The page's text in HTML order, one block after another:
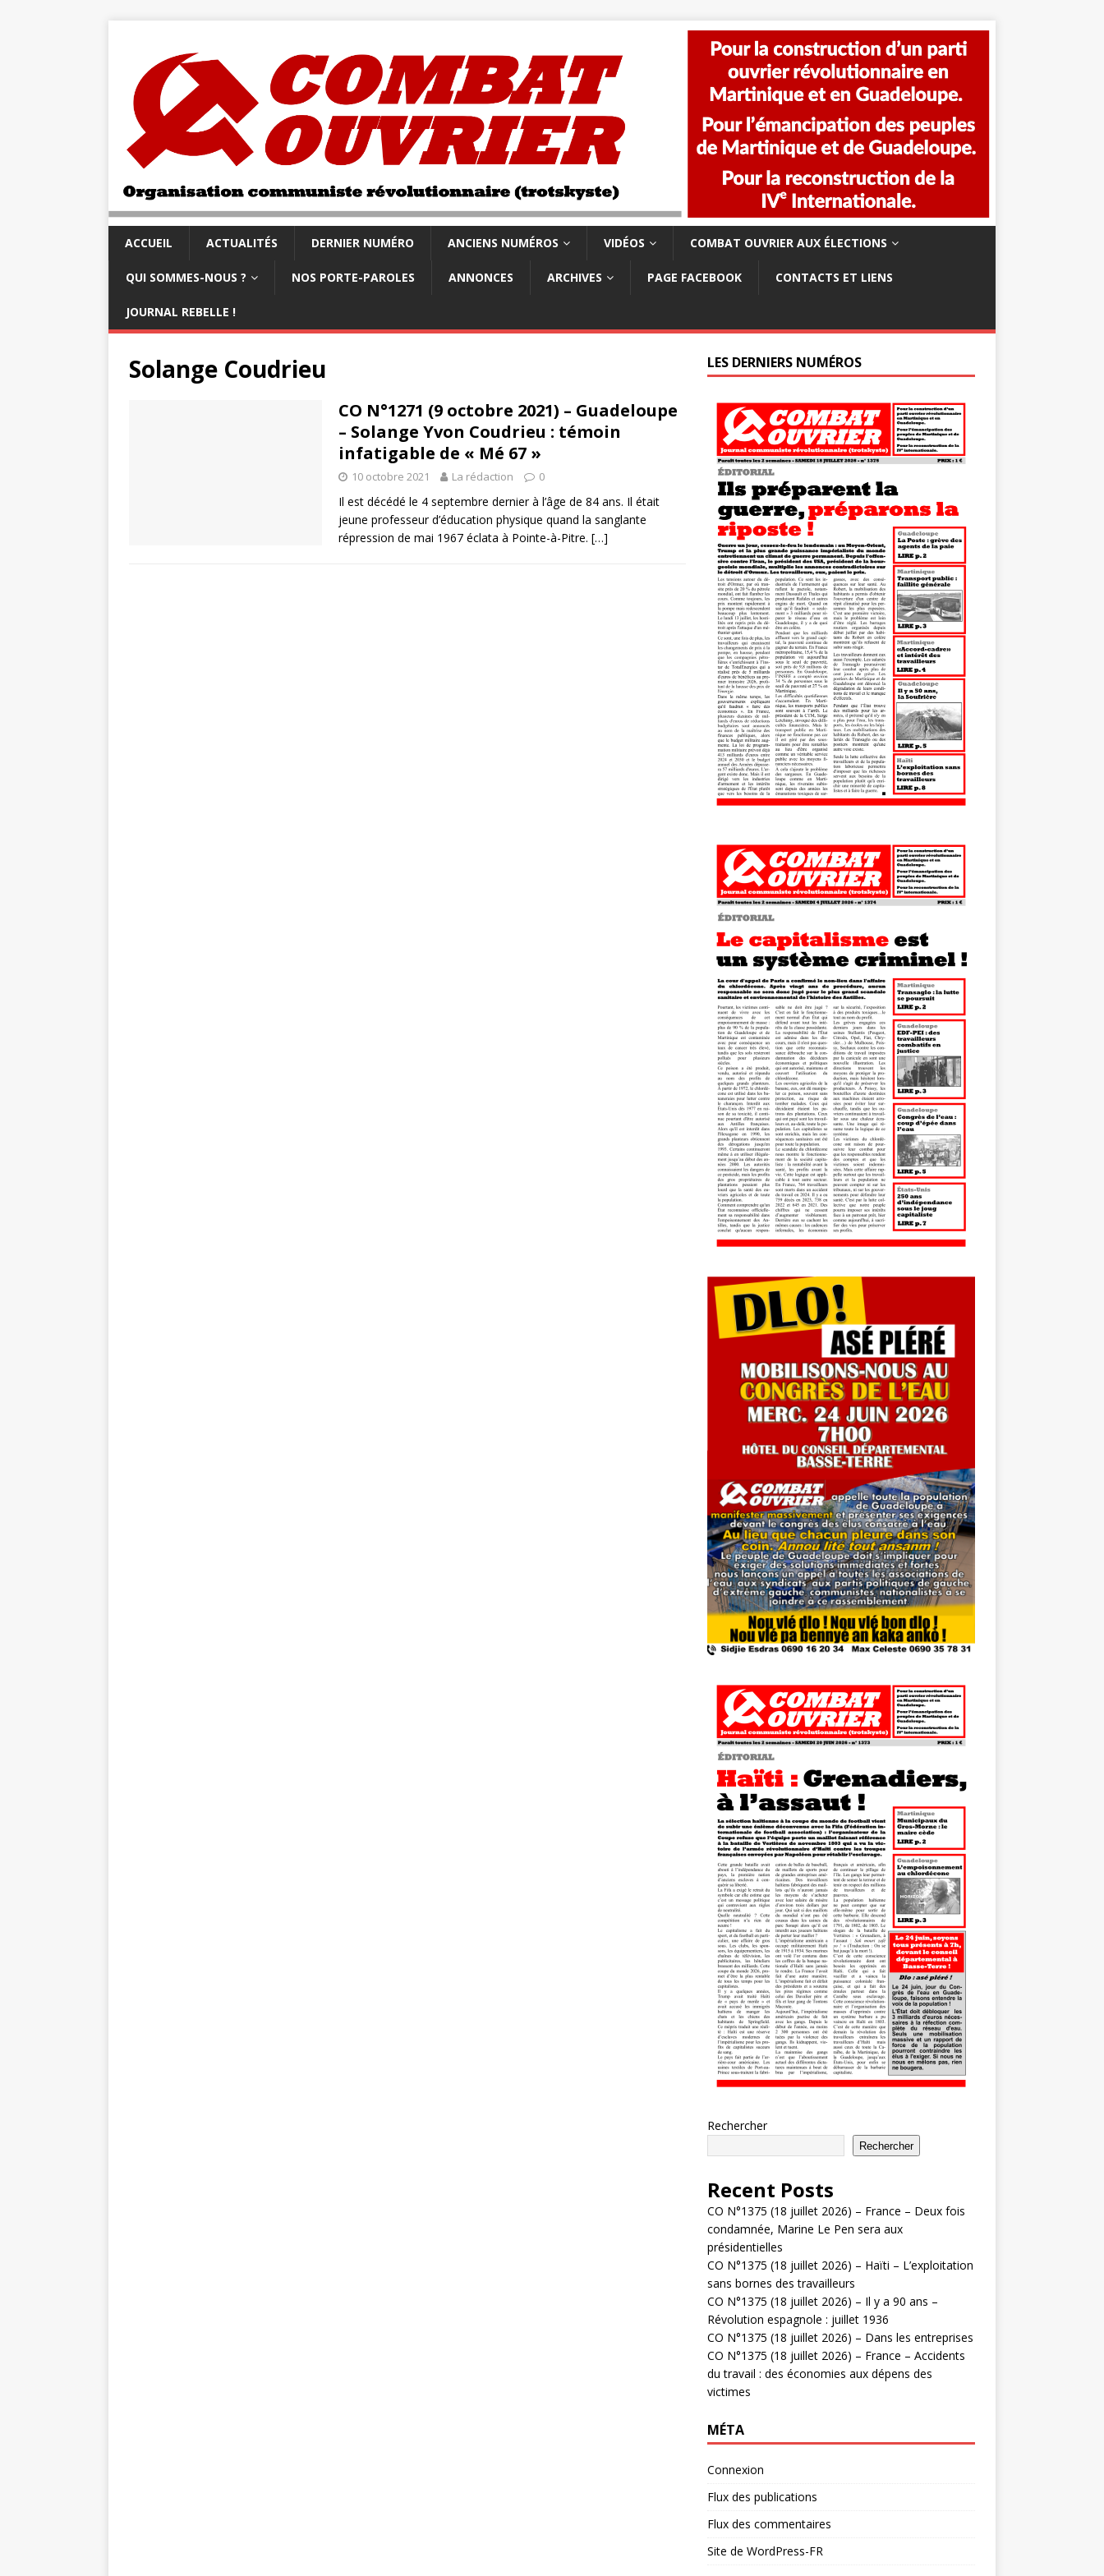
ACCUEIL ACTUALITÉS DERNIER NUMÉRO ANCIENS NUMÉROS VIDÉOS COMBAT OUVRIER AUX ÉLECTIONS
QUI SOMMES-NOUS ? NOS PORTE-PAROLES ANNONCES ARCHIVES PAGE FACEBOOK CONTACTS ET LIENS
JOURNAL REBELLE !
Solange Coudrieu
CO N°1271 (9 octobre 2021) – Guadeloupe
– Solange Yvon Coudrieu : témoin
infatigable de « Mé 67 »
10 octobre 2021 La rédaction 0
Il est décédé le 4 septembre dernier à l’âge de 84 ans. Il était
jeune professeur d’éducation physique quand la sanglante
répression de mai 1967 éclata à Pointe-à-Pitre. […]
LES DERNIERS NUMÉROS
Rechercher
Rechercher
Recent Posts
CO N°1375 (18 juillet 2026) – France – Deux fois
condamnée, Marine Le Pen sera aux
présidentielles
CO N°1375 (18 juillet 2026) – Haïti – L’exploitation
sans bornes des travailleurs
CO N°1375 (18 juillet 2026) – Il y a 90 ans –
Révolution espagnole : juillet 1936
CO N°1375 (18 juillet 2026) – Dans les entreprises
CO N°1375 (18 juillet 2026) – France – Accidents
du travail : des économies aux dépens des
victimes
MÉTA
Connexion
Flux des publications
Flux des commentaires
Site de WordPress-FR